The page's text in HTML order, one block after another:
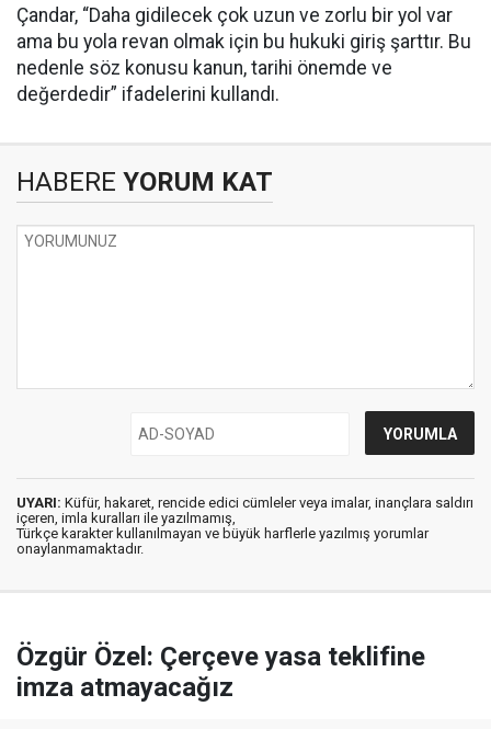
Çandar, “Daha gidilecek çok uzun ve zorlu bir yol var
ama bu yola revan olmak için bu hukuki giriş şarttır. Bu
nedenle söz konusu kanun, tarihi önemde ve
değerdedir” ifadelerini kullandı.
HABERE YORUM KAT
UYARI: Küfür, hakaret, rencide edici cümleler veya imalar, inançlara saldırı
içeren, imla kuralları ile yazılmamış,
Türkçe karakter kullanılmayan ve büyük harflerle yazılmış yorumlar
onaylanmamaktadır.
Özgür Özel: Çerçeve yasa teklifine
imza atmayacağız